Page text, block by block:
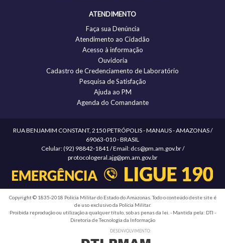
ATENDIMENTO
Faça sua Denúncia
Atendimento ao Cidadão
Acesso à informação
Ouvidoria
Cadastro de Credenciamento de Laboratório
Pesquisa de Satisfação
Ajuda ao PM
Agenda do Comandante
RUA BENJAMIM CONSTANT, 2150 PETRÓPOLIS - MANAUS - AMAZONAS /
69063-010 - BRASIL
Celular: (92) 98842-1841 / Email: dcs@pm.am.gov.br /
protocologeral.ajg@pm.am.gov.br
Copyright © 1835-2018 Polícia Militar do Estado do Amazonas. Todo o conteúdo deste site é
de uso exclusivo da Polícia Militar.
Proibida reprodução ou utilização a qualquer título, sob as penas da lei. - Mantida pela: DTI -
Diretoria de Tecnologia da Informação